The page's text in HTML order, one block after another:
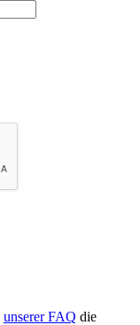
unserer FAQ die